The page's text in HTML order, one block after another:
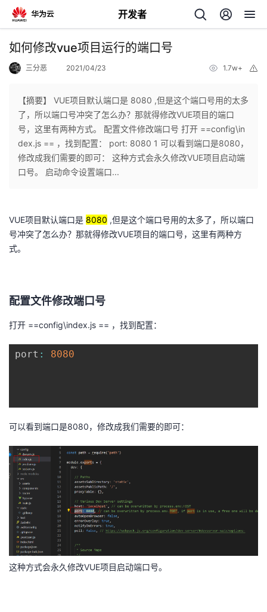
开发者
返
个
人
页
我
开
的
我
坛
圈
子
的
直
播
我
的
活
动
我
的
关
注
我
的
开
我
的
我
如何修改vue项目运行的端口号
三分恶 2021/04/23 1.7w+
【摘要】 VUE项目默认端口是 8080 ,但是这个端口号用的太多
了，所以端口号冲突了怎么办？那就得修改VUE项目的端口
号，这里有两种方式。 配置文件修改端口号 打开 ==config\in
dex.js == ，找到配置： port: 8080 1 可以看到端口是8080，
修改成我们需要的即可： 这种方式会永久修改VUE项目启动端
口号。 启动命令设置端口...
VUE项目默认端口是 8080 ,但是这个端口号用的太多了，所以端口
号冲突了怎么办？那就得修改VUE项目的端口号，这里有两种方
式。
配置文件修改端口号
打开 ==config\index.js == ，找到配置：
port : 8080
可以看到端口是8080，修改成我们需要的即可：
这种方式会永久修改VUE项目启动端口号。